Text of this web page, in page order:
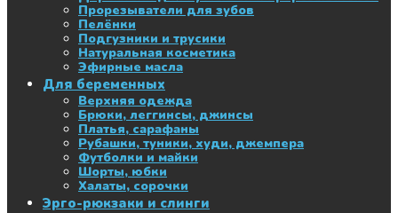
Прорезыватели для зубов
Пелёнки
Подгузники и трусики
Натуральная косметика
Эфирные масла
Для беременных
Верхняя одежда
Брюки, леггинсы, джинсы
Платья, сарафаны
Рубашки, туники, худи, джемпера
Футболки и майки
Шорты, юбки
Халаты, сорочки
Эрго-рюкзаки и слинги